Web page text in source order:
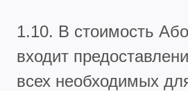
1.10. В стоимость
входит
всех необходимых